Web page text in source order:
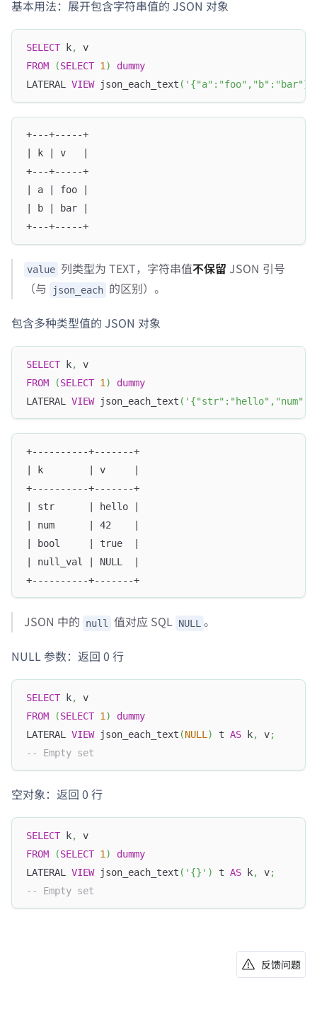
基本用法：展开包含字符串值的 JSON 对象
SELECT k,
v
FROM
(SELECT 1 )
dummy
LATERAL VIEW json_each_text ( '{"a":"foo","b":"bar"}'
+---+-----+
| k | v   |
+---+-----+
| a | foo |
| b | bar |
+---+-----+
value 列类型为 TEXT，字符串值不保留 JSON 引号
（与
json_each 的区别）。
包含多种类型值的 JSON 对象
SELECT k,
v
FROM
(SELECT 1 )
dummy
LATERAL VIEW json_each_text (
+----------+-------+
| k        | v     |
+----------+-------+
| str      | hello |
| num      | 42    |
| bool     | true  |
| null_val | NULL  |
+----------+-------+
JSON 中的 null 值对应 SQL NULL 。
NULL 参数：返回 0 行
SELECT k,
v
FROM
(SELECT 1 )
dummy
LATERAL VIEW json_each_text (NULL ) t AS k, v;
-- Empty set
空对象：返回 0 行
SELECT k,
v
FROM
(SELECT 1 )
dummy
LATERAL VIEW json_each_text ( '{}' ) t AS k, v;
-- Empty set
反馈问题